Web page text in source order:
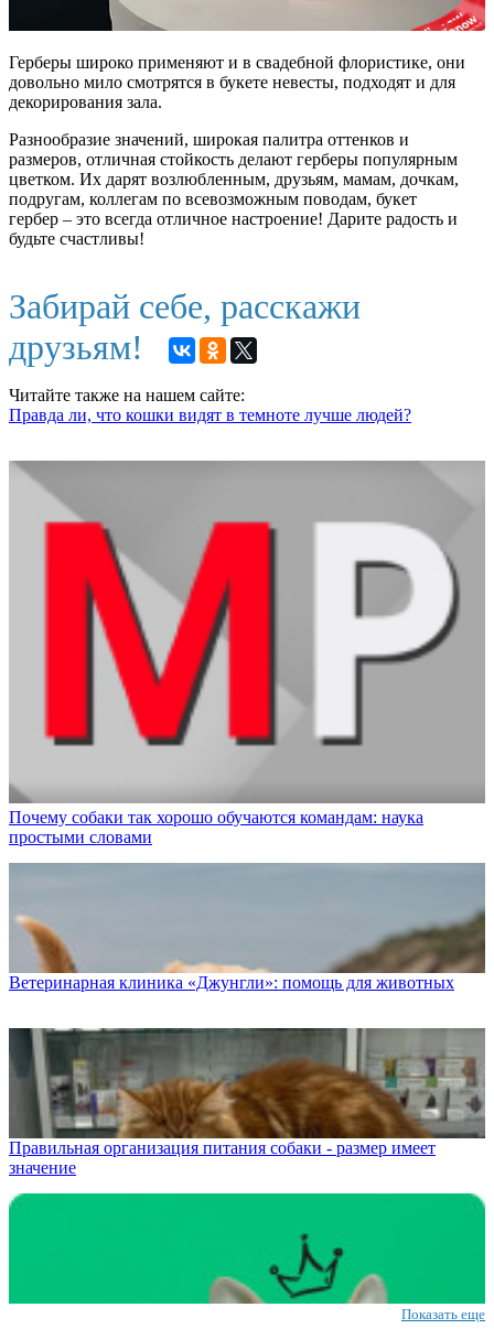
Герберы широко применяют и в свадебной флористике, они
довольно мило смотрятся в букете невесты, подходят и для
декорирования зала.
Разнообразие значений, широкая палитра оттенков и
размеров, отличная стойкость делают герберы популярным
цветком. Их дарят возлюбленным, друзьям, мамам, дочкам,
подругам, коллегам по всевозможным поводам, букет
гербер – это всегда отличное настроение! Дарите радость и
будьте счастливы!
Забирай себе, расскажи
друзьям!
Читайте также на нашем сайте:
Правда ли, что кошки видят в темноте лучше людей?
Почему собаки так хорошо обучаются командам: наука
простыми словами
Ветеринарная клиника «Джунгли»: помощь для животных
Правильная организация питания собаки - размер имеет
значение
Показать еще